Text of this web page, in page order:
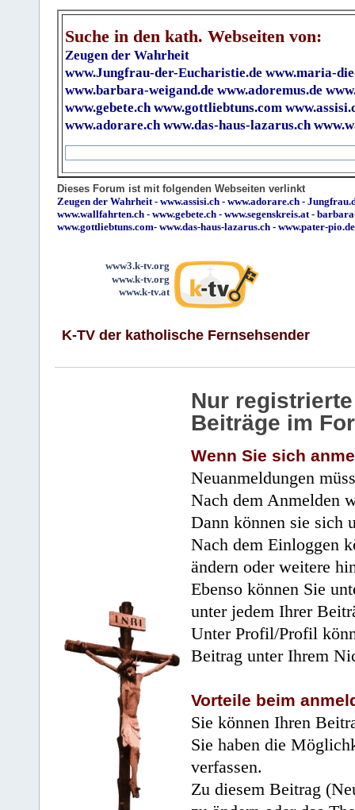
Suche in den kath. Webseiten von:
Zeugen der Wahrheit
www.Jungfrau-der-Eucharistie.de www.maria-
www.barbara-weigand.de www.adoremus.de
www.gebete.ch www.gottliebtuns.com
www.adorare.ch www.das-haus-lazarus.ch
Dieses Forum ist mit folgenden Webseiten verlinkt
Zeugen der Wahrheit- www.assisi.ch - www.adorare.ch -
www.wallfahrten.ch - www.gebete.ch - www.segenskreis.at-
www.gottliebtuns.com- www.das-haus-lazarus.ch - www.pater-pio.de
www3.k-tv.org
www.k-tv.org
www.k-tv.at
K-TV der katholische Fernsehsender
Nur
Beiträge im
Wenn Sie sich
Neuanmeldungen
Nach dem Anmelden
Dann können sie sich
Nach dem Einloggen
ändern oder weitere
Ebenso können Sie
unter jedem Ihrer
Unter Profil/Profil
Beitrag unter Ihrem
Vorteile beim
Sie können Ihren
Sie haben die
verfassen.
Zu diesem Beitrag